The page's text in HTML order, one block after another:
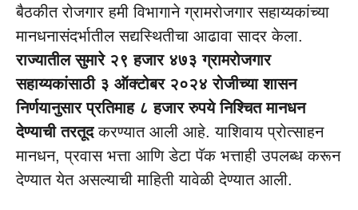
बैठकीत रोजगार हमी विभागाने ग्रामरोजगार सहाय्यकांच्या
मानधनासंदर्भातील सद्यस्थितीचा आढावा सादर केला.
राज्यातील सुमारे २९ हजार ४७३ ग्रामरोजगार
सहाय्यकांसाठी ३ ऑक्टोबर २०२४ रोजीच्या शासन
निर्णयानुसार प्रतिमाह ८ हजार रुपये निश्चित मानधन
देण्याची तरतूदकरण्यात आली आहे. याशिवाय प्रोत्साहन
मानधन, प्रवास भत्ता आणि डेटा पॅक भत्ताही उपलब्ध करून
देण्यात येत असल्याची माहिती यावेळी देण्यात आली.